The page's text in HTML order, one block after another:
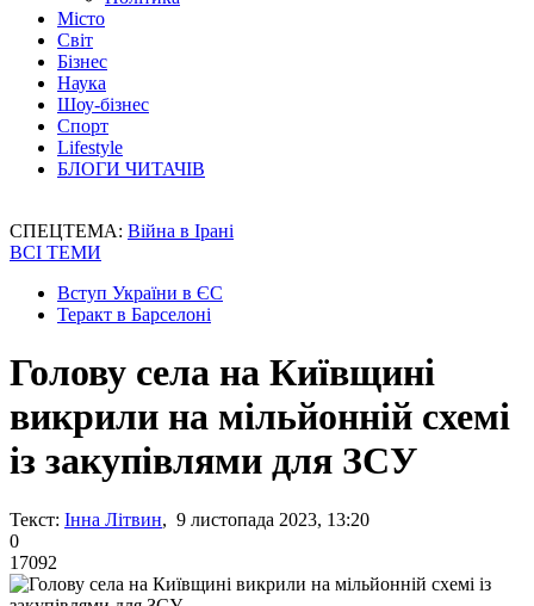
Місто
Світ
Бізнес
Наука
Шоу-бізнес
Спорт
Lifestyle
БЛОГИ ЧИТАЧІВ
СПЕЦТЕМА: Війна в Ірані
ВСІ ТЕМИ
Вступ України в ЄС
Теракт в Барселоні
Голову села на Київщині
викрили на мільйонній схемі
із закупівлями для ЗСУ
Текст: Інна Літвин, 9 листопада 2023, 13:20
0
17092